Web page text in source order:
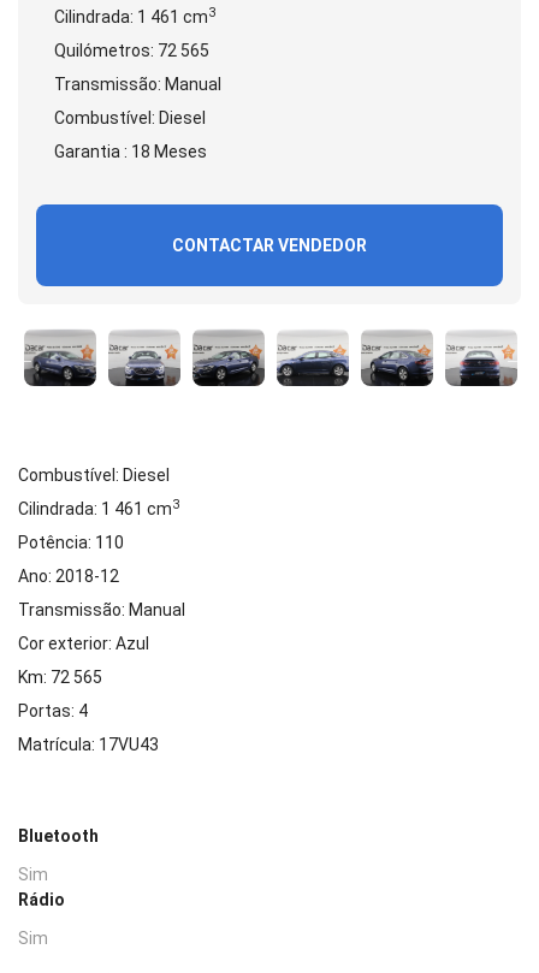
Cilindrada: 1 461 cm3
Quilómetros: 72 565
Transmissão: Manual
Combustível: Diesel
Garantia : 18 Meses
CONTACTAR VENDEDOR
Combustível: Diesel
Cilindrada: 1 461 cm3
Potência: 110
Ano: 2018-12
Transmissão: Manual
Cor exterior: Azul
Km: 72 565
Portas: 4
Matrícula: 17VU43
Bluetooth
Sim
Rádio
Sim